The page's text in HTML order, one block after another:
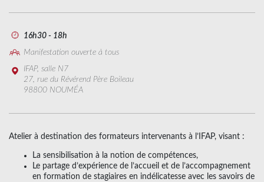
16h30 - 18h
Manifestation ouverte à tous
IFAP, salle N7
27, rue du Révérend Père Boileau
98800 NOUMÉA
Atelier à destination des formateurs intervenants à l’IFAP, visant :
La sensibilisation à la notion de compétences,
Le partage d’expérience de l’accueil et de l’accompagnement
en formation de stagiaires en indélicatesse avec les savoirs de